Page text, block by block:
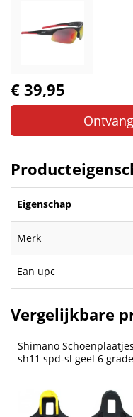
€ 39,95
Eigenschap
Merk
Ean upc
Vergelijkbare
Shimano
sh11 spd-sl geel 6